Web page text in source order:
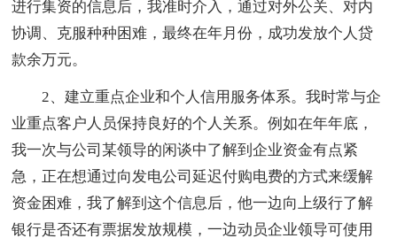
进行集资的信息后，我准时介入，通过对外公关、对内
协调、克服种种困难，最终在年月份，成功发放个人贷
款余万元。
2、建立重点企业和个人信用服务体系。我时常与企
业重点客户人员保持良好的个人关系。例如在年年底，
我一次与公司某领导的闲谈中了解到企业资金有点紧
急，正在想通过向发电公司延迟付购电费的方式来缓解
资金困难，我了解到这个信息后，他一边向上级行了解
银行是否还有票据发放规模，一边动员企业领导可使用